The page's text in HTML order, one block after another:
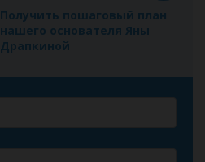
Получить пошаговый план
нашего основателя Яны
Драпкиной